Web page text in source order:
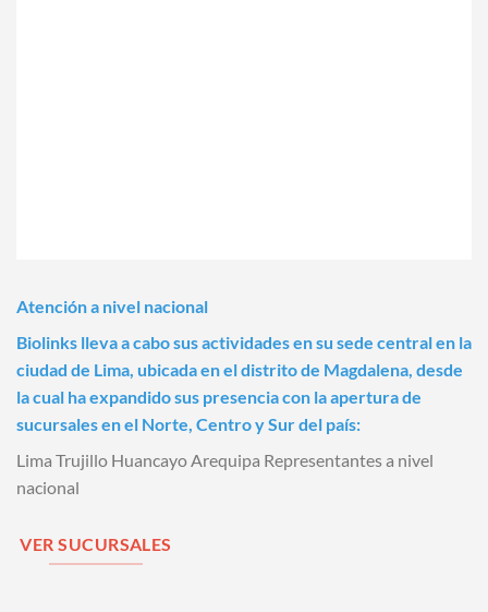
Atención a nivel nacional
Biolinks lleva a cabo sus actividades en su sede central en la
ciudad de Lima, ubicada en el distrito de Magdalena, desde
la cual ha expandido sus presencia con la apertura de
sucursales en el Norte, Centro y Sur del país:
Lima Trujillo Huancayo Arequipa Representantes a nivel
nacional
VER SUCURSALES